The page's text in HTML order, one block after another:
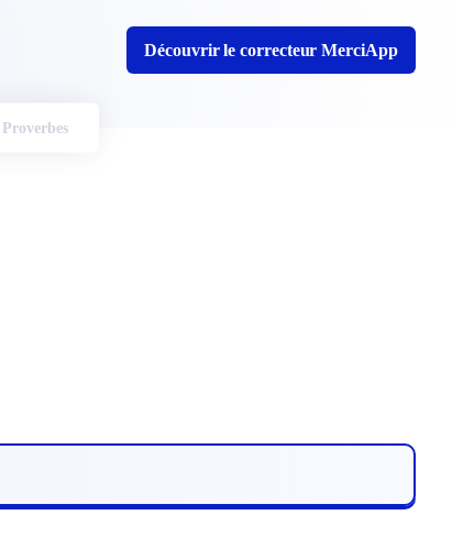
Découvrir le correcteur MerciApp
Proverbes